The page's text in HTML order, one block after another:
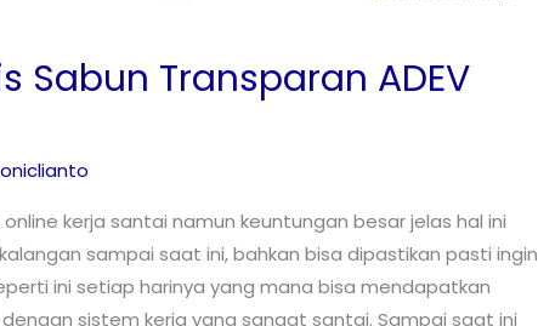
Sabun Transparan ADEV
kerja santai namun keuntungan besar jelas hal ini
sampai saat ini, bahkan bisa dipastikan pasti ingin
ini setiap harinya yang mana bisa mendapatkan
sistem kerja yang sangat santai. Sampai saat ini